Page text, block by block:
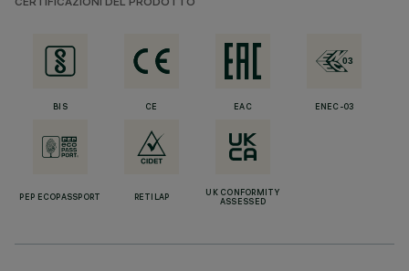
CERTIFICAZIONI DEL PRODOTTO
BIS CE EAC ENEC-03
PEP ECOPASSPORT RETILAP
UK CONFORMITY
ASSESSED